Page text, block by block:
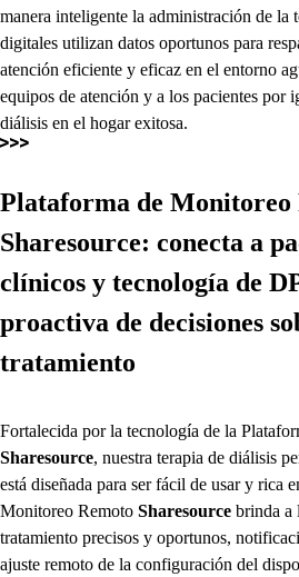
manera inteligente la administración de la
digitales utilizan datos oportunos para
atención eficiente y eficaz en el entorno
equipos de atención y a los pacientes por
diálisis en el hogar exitosa.
Plataforma de Monitoreo
Sharesource: conecta a
clínicos y tecnología de
proactiva de decisiones
tratamiento
Fortalecida por la tecnología de la
Sharesource, nuestra terapia de diálisis
está diseñada para ser fácil de usar y rica
Monitoreo Remoto Sharesource brinda a
tratamiento precisos y oportunos,
ajuste remoto de la configuración del